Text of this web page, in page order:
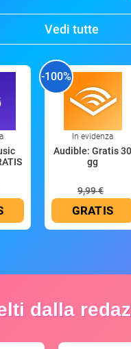
Vedi tutte
-100%
In evidenza
Audible: Gratis 30
gg
9,99 €
GRATIS
dalla